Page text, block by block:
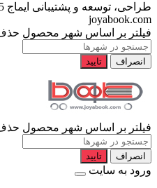
طراحی، توسعه و پشتیبانی ایماج
joyabook.com
فیلتر بر اساس شهر محصول
انصراف تایید
فیلتر بر اساس شهر محصول
انصراف تایید
ورود به سایت